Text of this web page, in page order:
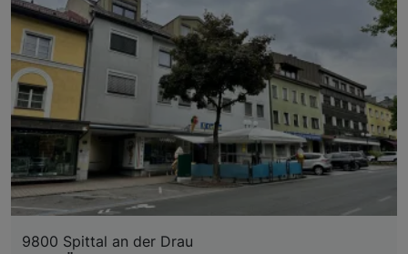
9800 Spittal an der Drau